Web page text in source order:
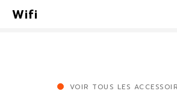
Wifi
VOIR TOUS LES